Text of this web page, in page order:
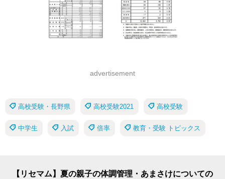
advertisement
高校受験・長野県 高校受験2021 高校受験
中学生 入試 倍率 教育・受験 トピックス
【リセマム】夏の親子の体調管理・あまさけについての